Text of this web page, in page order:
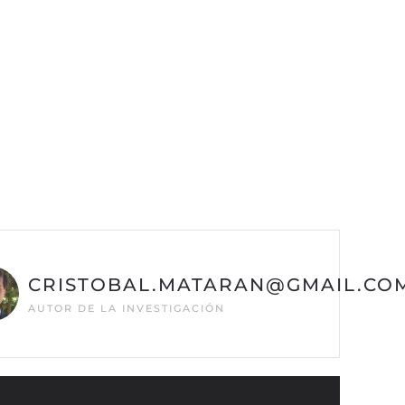
AUTOR DE LA INVESTIGACIÓN